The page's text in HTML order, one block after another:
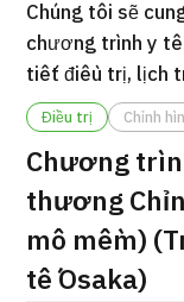
Gói dịch vụ ý kiến y
viện Đa khoa
治療 治療
2026.01.12
Chúng tôi sẽ
chương trình y
tiết điều trị, lịch
Điều trị Chỉnh
Chương
thương
mô mềm)
tế Osaka)